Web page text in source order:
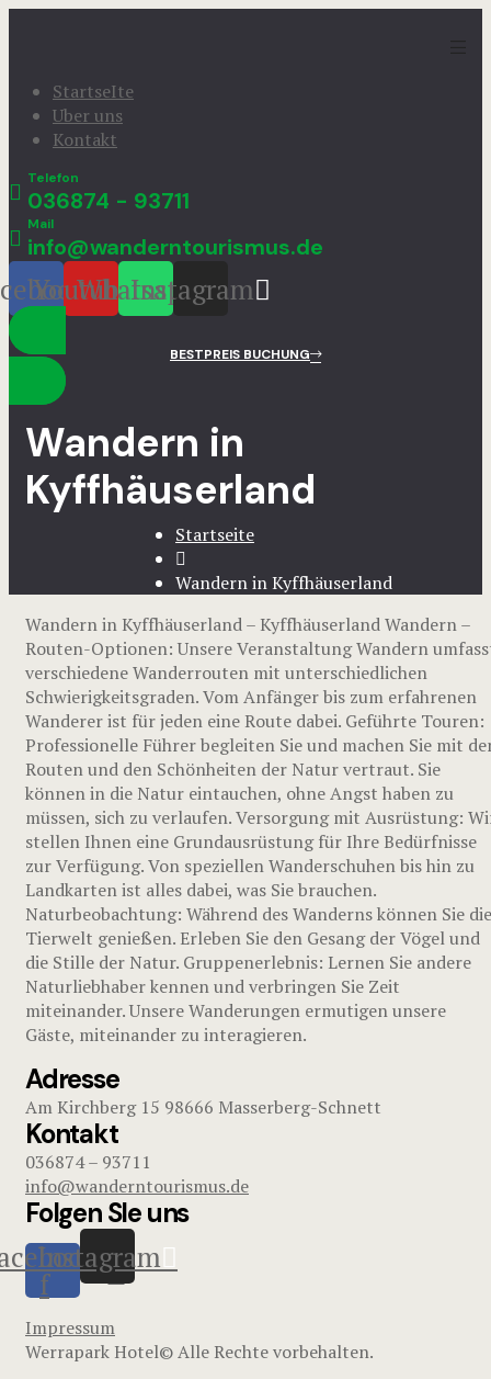
StartseIte
Uber uns
Kontakt
Telefon
036874 - 93711
Mail
info@wanderntourismus.de
Youtube
Whatsapp
Instagram
BESTPREIS BUCHUNG
Wandern in
Kyffhäuserland
Startseite
Wandern in Kyffhäuserland
Wandern in Kyffhäuserland – Kyffhäuserland Wandern –
Routen-Optionen: Unsere Veranstaltung Wandern
verschiedene Wanderrouten mit unterschiedlichen
Schwierigkeitsgraden. Vom Anfänger bis zum erfahrenen
Wanderer ist für jeden eine Route dabei. Geführte Touren:
Professionelle Führer begleiten Sie und machen Sie mit
Routen und den Schönheiten der Natur vertraut. Sie
können in die Natur eintauchen, ohne Angst haben zu
müssen, sich zu verlaufen. Versorgung mit Ausrüstung:
stellen Ihnen eine Grundausrüstung für Ihre Bedürfnisse
zur Verfügung. Von speziellen Wanderschuhen bis hin zu
Landkarten ist alles dabei, was Sie brauchen.
Naturbeobachtung: Während des Wanderns können Sie die
Tierwelt genießen. Erleben Sie den Gesang der Vögel und
die Stille der Natur. Gruppenerlebnis: Lernen Sie andere
Naturliebhaber kennen und verbringen Sie Zeit
miteinander. Unsere Wanderungen ermutigen unsere
Gäste, miteinander zu interagieren.
Adresse
Am Kirchberg 15 98666 Masserberg-Schnett
Kontakt
036874 – 93711
info@wanderntourismus.de
Folgen SIe uns
f
Instagram
Impressum
Werrapark Hotel© Alle Rechte vorbehalten.